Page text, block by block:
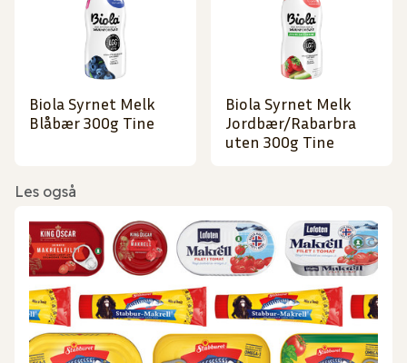
Biola Syrnet Melk
Blåbær 300g Tine
Biola Syrnet Melk
Jordbær/Rabarbra
uten 300g Tine
Les også